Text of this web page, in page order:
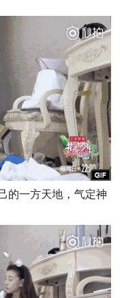
的一方天地，气定神